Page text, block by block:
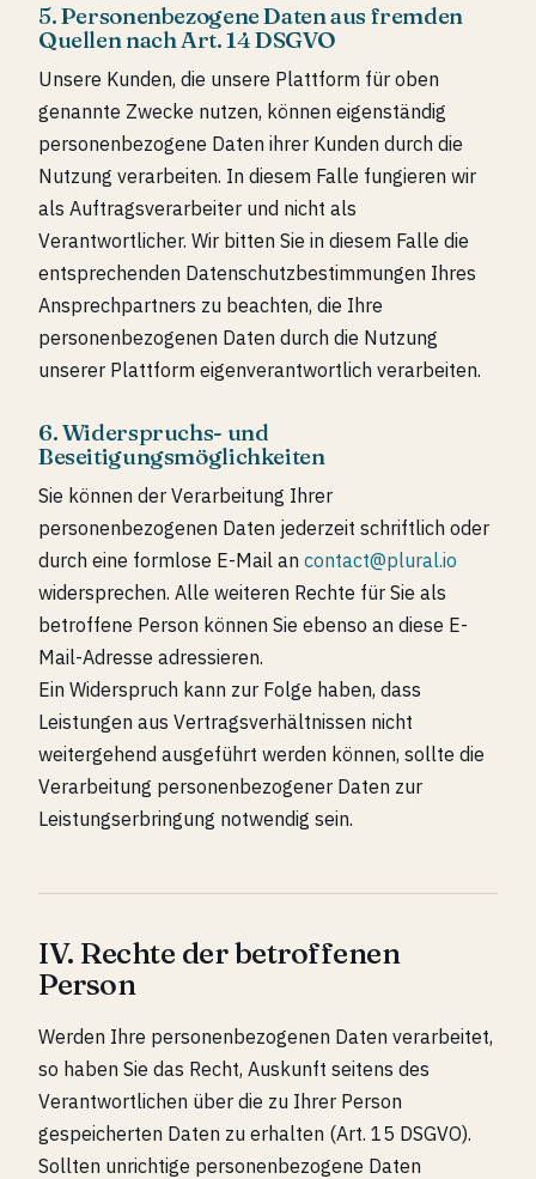
5. Personenbezogene Daten aus fremden
Quellen nach Art. 14 DSGVO
Unsere Kunden, die unsere Plattform für oben
genannte Zwecke nutzen, können eigenständig
personenbezogene Daten ihrer Kunden durch die
Nutzung verarbeiten. In diesem Falle fungieren wir
als Auftragsverarbeiter und nicht als
Verantwortlicher. Wir bitten Sie in diesem Falle die
entsprechenden Datenschutzbestimmungen Ihres
Ansprechpartners zu beachten, die Ihre
personenbezogenen Daten durch die Nutzung
unserer Plattform eigenverantwortlich verarbeiten.
6. Widerspruchs- und
Beseitigungsmöglichkeiten
Sie können der Verarbeitung Ihrer
personenbezogenen Daten jederzeit schriftlich oder
durch eine formlose E-Mail an contact@plural.io
widersprechen. Alle weiteren Rechte für Sie als
betroffene Person können Sie ebenso an diese E-
Mail-Adresse adressieren.
Ein Widerspruch kann zur Folge haben, dass
Leistungen aus Vertragsverhältnissen nicht
weitergehend ausgeführt werden können, sollte die
Verarbeitung personenbezogener Daten zur
Leistungserbringung notwendig sein.
IV. Rechte der betroffenen
Person
Werden Ihre personenbezogenen Daten verarbeitet,
so haben Sie das Recht, Auskunft seitens des
Verantwortlichen über die zu Ihrer Person
gespeicherten Daten zu erhalten (Art. 15 DSGVO).
Sollten unrichtige personenbezogene Daten